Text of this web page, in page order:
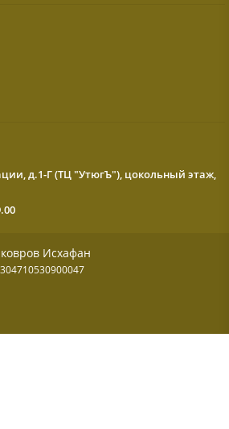
д.1-Г (ТЦ "УтюгЪ"), цокольный этаж,
Исхафан